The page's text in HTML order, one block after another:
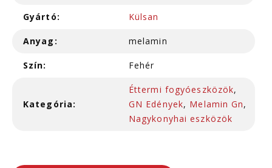
Gyártó: Külsan
Anyag: melamin
Szín: Fehér
Kategória:
Éttermi fogyóeszközök,
GN Edények, Melamin Gn,
Nagykonyhai eszközök